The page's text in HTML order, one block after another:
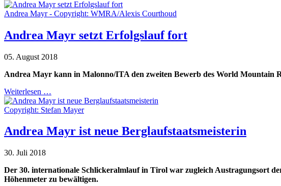
Andrea Mayr - Copyright: WMRA/Alexis Courthoud
Andrea Mayr setzt Erfolgslauf fort
05. August 2018
Andrea Mayr kann in Malonno/ITA den zweiten Bewerb des World Mountain
Weiterlesen …
Copyright: Stefan Mayer
Andrea Mayr ist neue Berglaufstaatsmeisterin
30. Juli 2018
Der 30. internationale Schlickeralmlauf in Tirol war zugleich Austragungsort
Höhenmeter zu bewältigen.